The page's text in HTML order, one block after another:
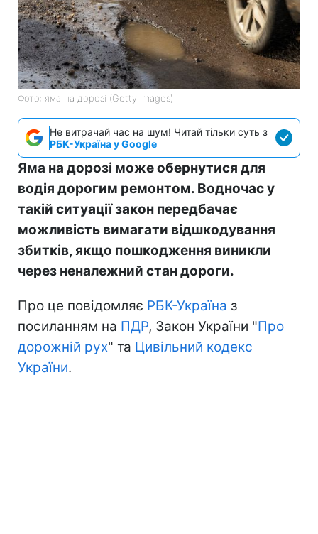
Фото: яма на дорозі (Getty Images)
Не витрачай час на шум! Читай тільки суть з
РБК-Україна у Google
Яма на дорозі може обернутися для
водія дорогим ремонтом. Водночас у
такій ситуації закон передбачає
можливість вимагати відшкодування
збитків, якщо пошкодження виникли
через неналежний стан дороги.
Про це повідомляє РБК-Україна з
посиланням на ПДР, Закон України "Про
дорожній рух" та Цивільний кодекс
України.